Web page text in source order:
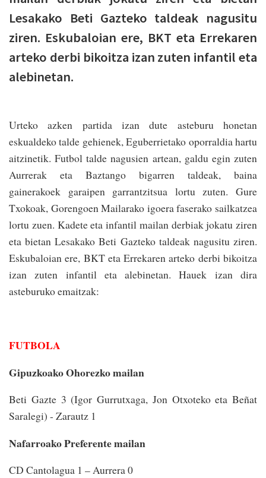
Lesakako Beti Gazteko taldeak nagusitu
ziren. Eskubaloian ere, BKT eta Errekaren
arteko derbi bikoitza izan zuten infantil eta
alebinetan.
Urteko azken partida izan dute asteburu honetan
eskualdeko talde gehienek, Eguberrietako oporraldia hartu
aitzinetik. Futbol talde nagusien artean, galdu egin zuten
Aurrerak eta Baztango bigarren taldeak, baina
gainerakoek garaipen garrantzitsua lortu zuten. Gure
Txokoak, Gorengoen Mailarako igoera faserako sailkatzea
lortu zuen. Kadete eta infantil mailan derbiak jokatu ziren
eta bietan Lesakako Beti Gazteko taldeak nagusitu ziren.
Eskubaloian ere, BKT eta Errekaren arteko derbi bikoitza
izan zuten infantil eta alebinetan. Hauek izan dira
asteburuko emaitzak:
FUTBOLA
Gipuzkoako Ohorezko mailan
Beti Gazte 3 (Igor Gurrutxaga, Jon Otxoteko eta Beñat
Saralegi) - Zarautz 1
Nafarroako Preferente mailan
CD Cantolagua 1 – Aurrera 0